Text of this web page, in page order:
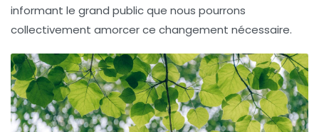
informant le grand public que nous pourrons
collectivement amorcer ce changement nécessaire.